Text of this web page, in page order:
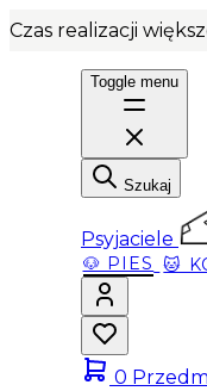
Czas realizacji
Toggle menu
Szukaj
Psyjaciele
🐶 PIES 🐱
0